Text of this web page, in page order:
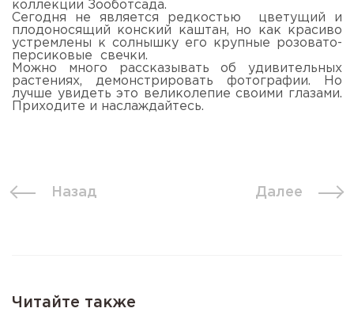
коллекции Зооботсада.
Сегодня не является редкостью цветущий и
плодоносящий конский каштан, но как красиво
устремлены к солнышку его крупные розовато-
персиковые свечки.
Можно много рассказывать об удивительных
растениях, демонстрировать фотографии. Но
лучше увидеть это великолепие своими глазами.
Приходите и наслаждайтесь.
Назад Далее
Читайте также